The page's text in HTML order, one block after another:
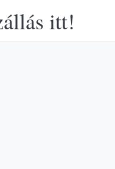
itt!